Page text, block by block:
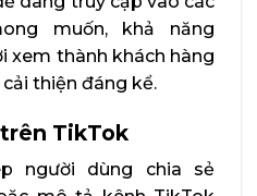
muốn, khả năng
xem thành khách hàng
thiện đáng kể.
TikTok
người dùng chia sẻ